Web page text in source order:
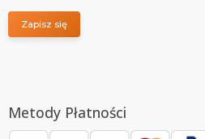
Zapisz się
Metody Płatności